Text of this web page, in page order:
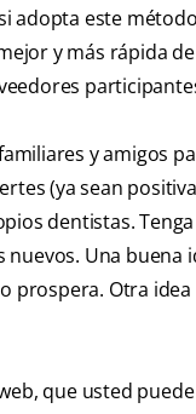
adopta este
y más rápida
y amigos
(ya sean
dentistas.
Una
Otra
que usted